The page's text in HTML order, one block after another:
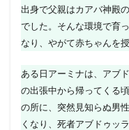
出身で父親はカアバ神殿
でした。そんな環境で育
なり、やがて赤ちゃんを
ある日アーミナは、アブ
の出張中から帰ってくる
の所に、突然見知らぬ男
くなり、死者アブドゥッ